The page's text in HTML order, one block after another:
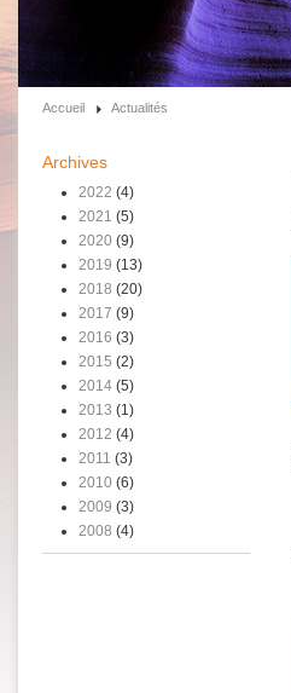
Accueil Actualités
Archives
2022 (4)
2021 (5)
2020 (9)
2019 (13)
2018 (20)
2017 (9)
2016 (3)
2015 (2)
2014 (5)
2013 (1)
2012 (4)
2011 (3)
2010 (6)
2009 (3)
2008 (4)